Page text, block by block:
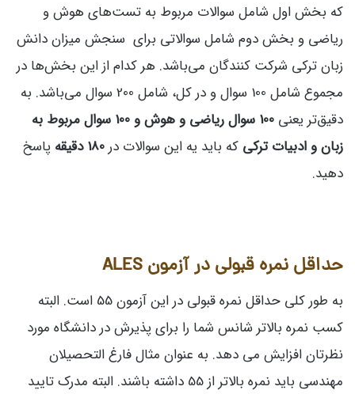
که بخش اول شامل سوالات مربوط به تست‌های هوش و
ریاضی و بخش دوم شامل سوالاتی برای سنجش میزان دانش
زبان ترکی شرکت کنندگان می‌باشد. هر کدام از این بخش‌‌ها در
مجموع شامل 100 سوال و در کل، شامل 200 سوال می‌باشد. به
دقیق‌تر یعنی
100 سوال ریاضی و هوش و 100 سوال مربوط به
زبان و ادبیات ترکی که باید یه این سوالات در
پاسخ
دهید.
حداقل نمره قبولی در آزمون ALES
به طور کلی حداقل نمره قبولی در این آزمون 55 است. البته
کسب نمره بالاتر شانس شما را برای پذیرش در دانشگاه مورد
نظرتان افزایش می دهد. به عنوان مثال فارغ التحصیلان
مهندسی باید نمره بالاتر از 55 داشته باشند. البته مدرک تایید